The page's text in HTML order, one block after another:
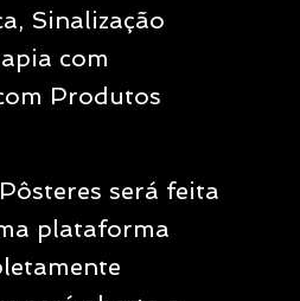
Sinalização
com
Produtos
será feita
plataforma